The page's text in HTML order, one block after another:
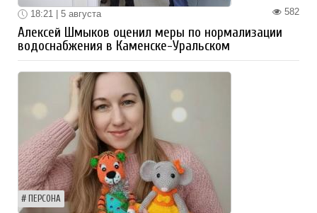
582
18:21 | 5 августа
Алексей Шмыков оценил меры по нормализации
водоснабжения в Каменске-Уральском
ПЕРСОНА